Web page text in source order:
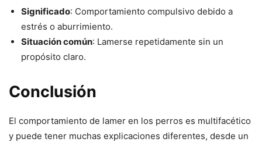
Significado: Comportamiento compulsivo debido a
estrés o aburrimiento.
Situación común: Lamerse repetidamente sin un
propósito claro.
Conclusión
El comportamiento de lamer en los perros es multifacético
y puede tener muchas explicaciones diferentes, desde un